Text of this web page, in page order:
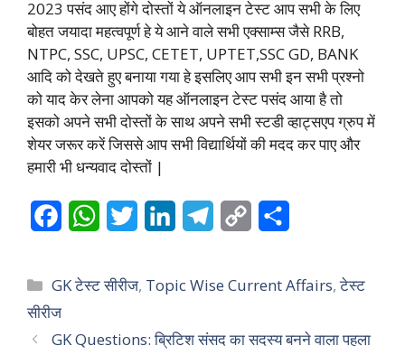
2023 पसंद आए होंगे दोस्तों ये ऑनलाइन टेस्ट आप सभी के लिए
बोहत जयादा महत्वपूर्ण हे ये आने वाले सभी एक्साम्स जैसे RRB,
NTPC, SSC, UPSC, CETET, UPTET,SSC GD, BANK
आदि को देखते हुए बनाया गया हे इसलिए आप सभी इन सभी प्रश्नो
को याद केर लेना आपको यह ऑनलाइन टेस्ट पसंद आया है तो
इसको अपने सभी दोस्तों के साथ अपने सभी स्टडी व्हाट्सएप ग्रुप में
शेयर जरूर करें जिससे आप सभी विद्यार्थियों की मदद कर पाए और
हमारी भी धन्यवाद दोस्तों |
c
b
W
a
s
i
t
n
e
g
L
a
e
Categories
GK टेस्ट सीरीज, Topic Wise Current Affairs,टेस्ट
सीरीज
GK Questions: ब्रिटिश संसद का सदस्य बनने वाला पहला